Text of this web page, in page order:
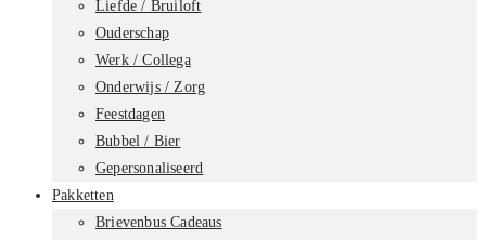
Liefde / Bruiloft
Ouderschap
Werk / Collega
Onderwijs / Zorg
Feestdagen
Bubbel / Bier
Gepersonaliseerd
Pakketten
Brievenbus Cadeaus